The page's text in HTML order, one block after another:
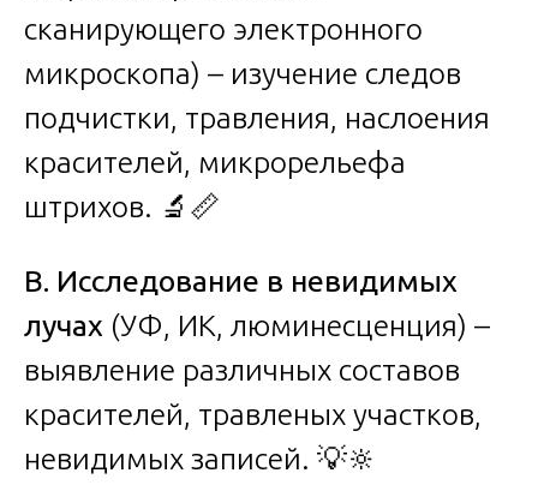
сканирующего электронного
микроскопа) – изучение следов
подчистки, травления, наслоения
красителей, микрорельефа
штрихов. 🔬📏
В. Исследование в невидимых
лучах (УФ, ИК, люминесценция) –
выявление различных составов
красителей, травленых участков,
невидимых записей. 💡🔆